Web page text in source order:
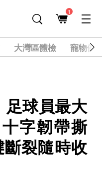
1
大灣區體檢 寵物健
足球員最大
字韌帶撕
裂隨時收